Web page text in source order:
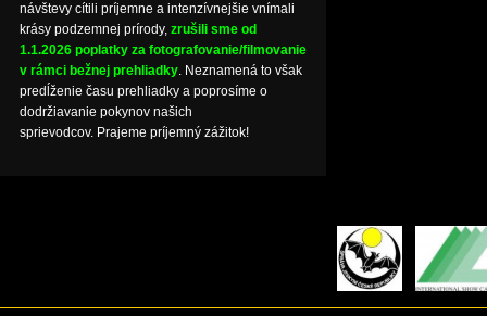
návštevy cítili príjemne a intenzívnejšie vnímali
krásy podzemnej prírody, zrušili sme od
1.1.2026 poplatky za fotografovanie/filmovanie
v rámci bežnej prehliadky. Neznamená to však
predĺženie času prehliadky a poprosíme o
dodržiavanie pokynov našich
sprievodcov. Prajeme príjemný zážitok!